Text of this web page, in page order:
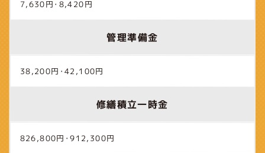
7,630円･8,420円
管理準備金
38,200円･42,100円
修繕積立一時金
826,800円･912,300円